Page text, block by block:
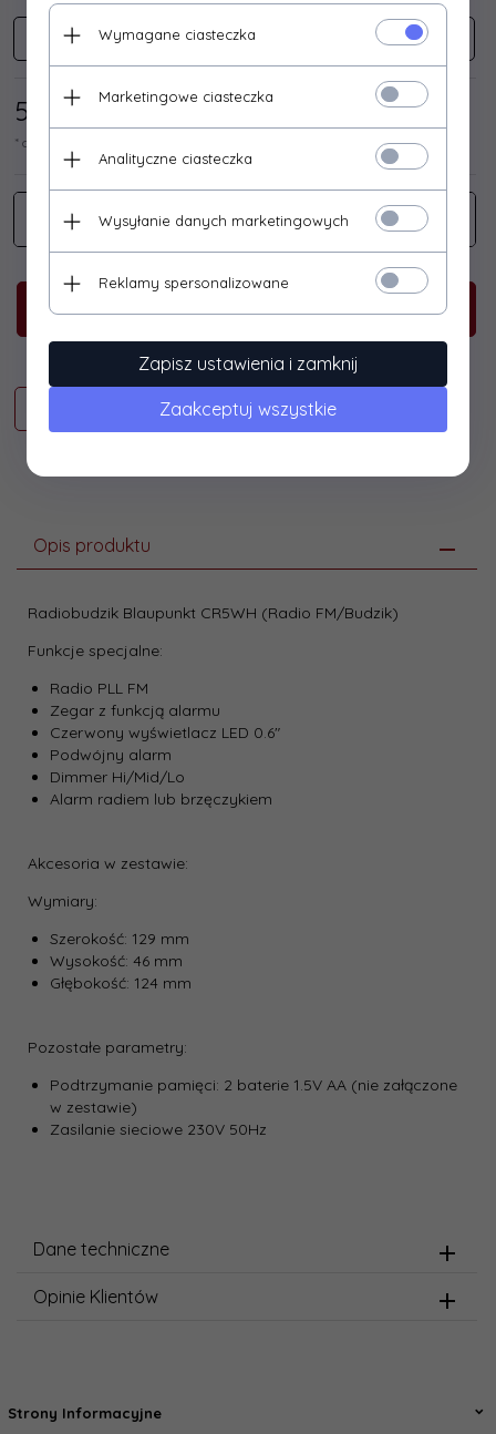
blaupunkt
57, 72 / 71,00 PLN*
* cena netto / brutto
KUP TERAZ!
Opis produktu
Radiobudzik Blaupunkt CR5WH (Radio FM/Budzik)
Funkcje specjalne:
Radio PLL FM
Zegar z funkcją alarmu
Czerwony wyświetlacz LED 0.6"
Podwójny alarm
Dimmer Hi/Mid/Lo
Alarm radiem lub brzęczykiem
Akcesoria w zestawie:
Wymiary:
Szerokość: 129 mm
Wysokość: 46 mm
Głębokość: 124 mm
Pozostałe parametry:
Podtrzymanie pamięci: 2 baterie 1.5V AA (nie załączone
w zestawie)
Zasilanie sieciowe 230V 50Hz
Dane techniczne
Opinie Klientów
Strony Informacyjne
Wymagane ciasteczka
Marketingowe ciasteczka
Analityczne ciasteczka
Wysyłanie danych marketingowych
Reklamy spersonalizowane
Zapisz ustawienia i zamknij
Zaakceptuj wszystkie